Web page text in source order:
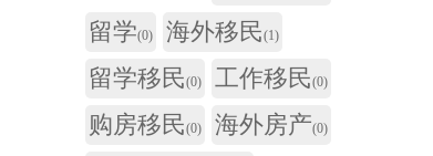
留学(0) 海外移民(1)
留学移民(0) 工作移民(0)
购房移民(0) 海外房产(0)